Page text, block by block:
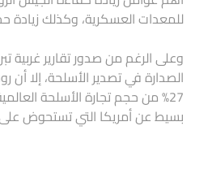
للمعدات العسكرية، وكذلك زيادة
وعلى الرغم من صدور تقارير غربية
الصدارة في تصدير الأسلحة، إلا أن
27% من حجم تجارة الأسلحة
بسيط عن أمريكا التي تستحوض على 31% من حجم التجارة